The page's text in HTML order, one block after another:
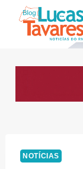
NOTÍCIAS